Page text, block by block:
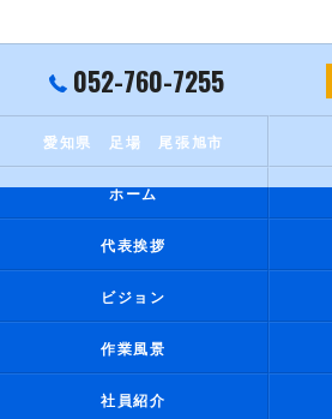
052-760-7255
愛知県 足場 尾張旭市
ホーム
代表挨拶
ビジョン
作業風景
社員紹介